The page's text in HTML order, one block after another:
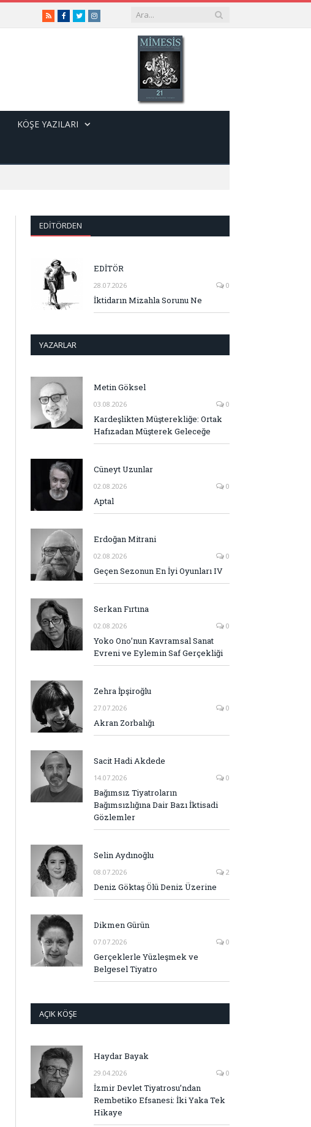
RSSFacebook
TwitterInstagram
KÖŞE YAZILARI
EDITÖRDEN
EDİTÖR
28.07.2026 0
İktidarın Mizahla Sorunu Ne
YAZARLAR
Metin Göksel
03.08.2026 0
Kardeşlikten Müşterekliğe: Ortak
Hafızadan Müşterek Geleceğe
Cüneyt Uzunlar
02.08.2026 0
Aptal
Erdoğan Mitrani
02.08.2026 0
Geçen Sezonun En İyi Oyunları IV
Serkan Fırtına
02.08.2026 0
Yoko Ono’nun Kavramsal Sanat
Evreni ve Eylemin Saf Gerçekliği
Zehra İpşiroğlu
27.07.2026 0
Akran Zorbalığı
Sacit Hadi Akdede
14.07.2026 0
Bağımsız Tiyatroların
Bağımsızlığına Dair Bazı İktisadi
Gözlemler
Selin Aydınoğlu
08.07.2026 2
Deniz Göktaş Ölü Deniz Üzerine
Dikmen Gürün
07.07.2026 0
Gerçeklerle Yüzleşmek ve
Belgesel Tiyatro
AÇIK KÖŞE
Haydar Bayak
29.04.2026 0
İzmir Devlet Tiyatrosu’ndan
Rembetiko Efsanesi: İki Yaka Tek
Hikaye